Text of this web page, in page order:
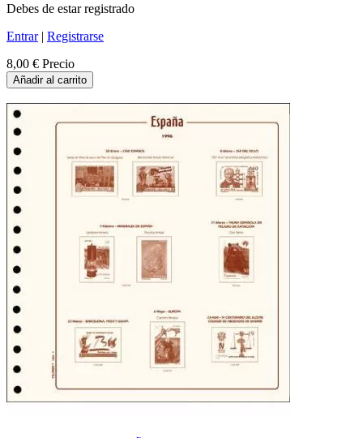
Debes de estar registrado
Entrar| Registrarse
8,00 € Precio
Añadir al carrito